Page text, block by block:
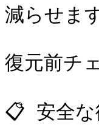
減らせま
復元前チ
📋 安全な